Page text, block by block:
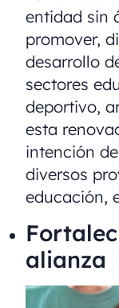
entidad sin
promover,
desarrollo
sectores
deportivo,
esta
intención
diversos
educación,
alianza